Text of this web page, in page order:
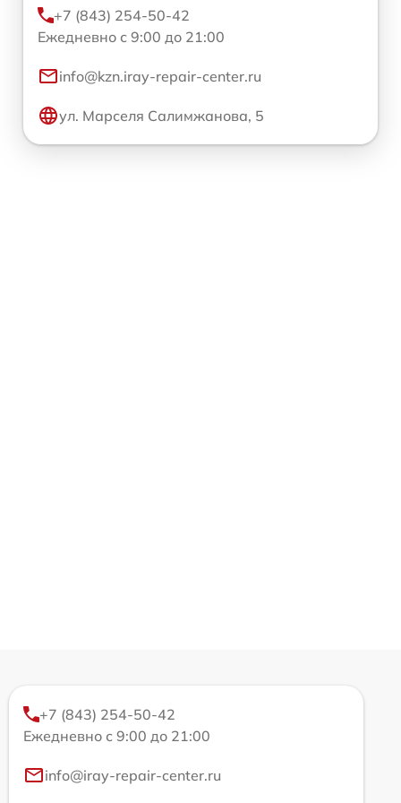
+7 (843) 254-50-42
Ежедневно с 9:00 до 21:00
info@kzn.iray-repair-center.ru
ул. Марселя Салимжанова, 5
+7 (843) 254-50-42
Ежедневно с 9:00 до 21:00
info@iray-repair-center.ru